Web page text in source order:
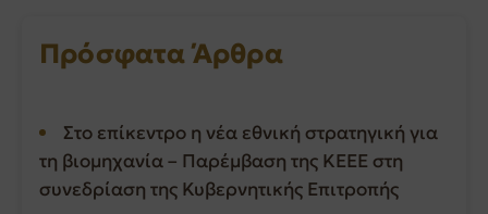
Πρόσφατα Άρθρα
Στο επίκεντρο η νέα εθνική στρατηγική για
τη βιομηχανία – Παρέμβαση της ΚΕΕΕ στη
συνεδρίαση της Κυβερνητικής Επιτροπής